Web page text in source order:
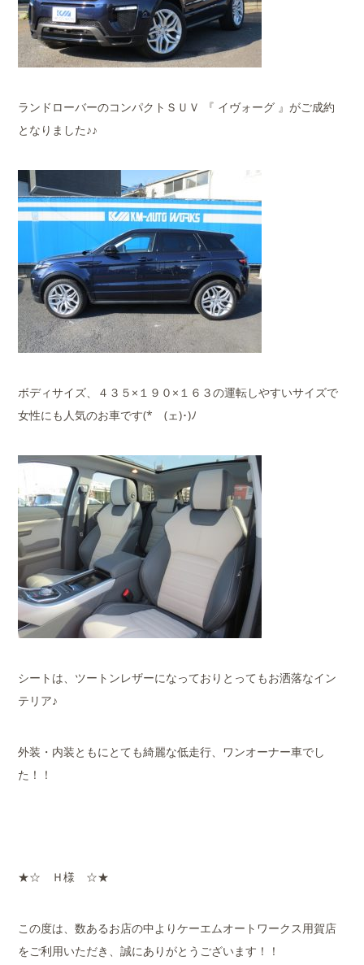
ランドローバーのコンパクトＳＵＶ 『 イヴォーグ 』がご成約
となりました♪♪
ボディサイズ、４３５×１９０×１６３の運転しやすいサイズで
女性にも人気のお車です(*ゝ(ェ)･)ﾉ
シートは、ツートンレザーになっておりとってもお洒落なイン
テリア♪
外装・内装ともにとても綺麗な低走行、ワンオーナー車でし
た！！
★☆ Ｈ様 ☆★
この度は、数あるお店の中よりケーエムオートワークス用賀店
をご利用いただき、誠にありがとうございます！！